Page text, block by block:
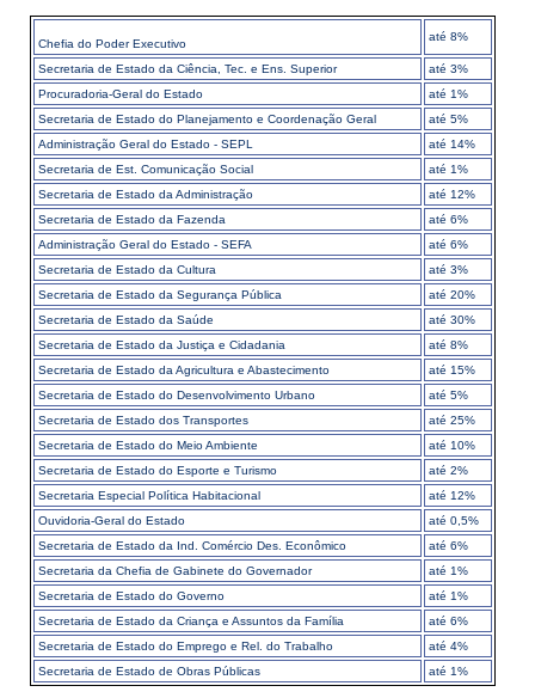
Chefia do Poder Executivo
até 8%
Secretaria de Estado da Ciência, Tec. e Ens. Superior
até 3%
Procuradoria-Geral do Estado
até 1%
Secretaria de Estado do Planejamento e Coordenação Geral
até 5%
Administração Geral do Estado - SEPL
até 14%
Secretaria de Est. Comunicação Social
até 1%
Secretaria de Estado da Administração
até 12%
Secretaria de Estado da Fazenda
até 6%
Administração Geral do Estado - SEFA
até 6%
Secretaria de Estado da Cultura
até 3%
Secretaria de Estado da Segurança Pública
até 20%
Secretaria de Estado da Saúde
até 30%
Secretaria de Estado da Justiça e Cidadania
até 8%
Secretaria de Estado da Agricultura e Abastecimento
até 15%
Secretaria de Estado do Desenvolvimento Urbano
até 5%
Secretaria de Estado dos Transportes
até 25%
Secretaria de Estado do Meio Ambiente
até 10%
Secretaria de Estado do Esporte e Turismo
até 2%
Secretaria Especial Política Habitacional
até 12%
Ouvidoria-Geral do Estado
até 0,5%
Secretaria de Estado da Ind. Comércio Des. Econômico
até 6%
Secretaria da Chefia de Gabinete do Governador
até 1%
Secretaria de Estado do Governo
até 1%
Secretaria de Estado da Criança e Assuntos da Família
até 6%
Secretaria de Estado do Emprego e Rel. do Trabalho
até 4%
Secretaria de Estado de Obras Públicas
até 1%